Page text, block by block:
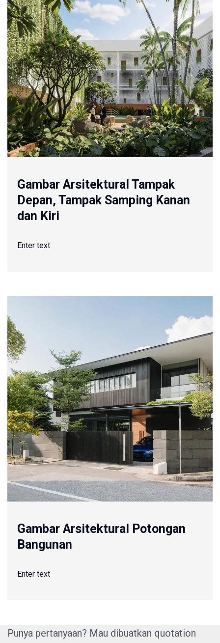
Gambar Arsitektural Tampak
Depan, Tampak Samping Kanan
dan Kiri
Enter text
Gambar Arsitektural Potongan
Bangunan
Enter text
Punya pertanyaan? Mau dibuatkan quotation